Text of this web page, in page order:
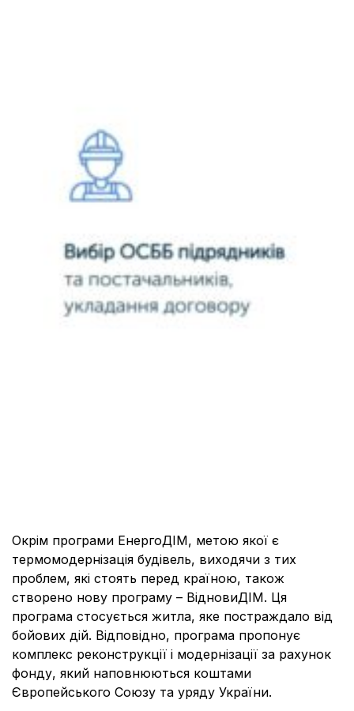
Окрім програми ЕнергоДІМ, метою якої є
термомодернізація будівель, виходячи з тих
проблем, які стоять перед країною, також
створено нову програму – ВідновиДІМ. Ця
програма стосується житла, яке постраждало від
бойових дій. Відповідно, програма пропонує
комплекс реконструкції і модернізації за рахунок
фонду, який наповнюються коштами
Європейського Союзу та уряду України.